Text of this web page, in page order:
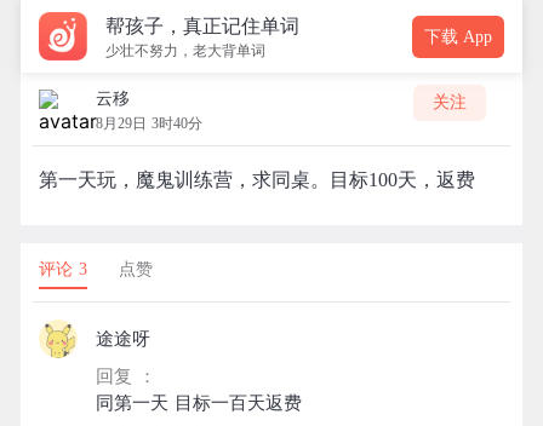
帮孩子，真正记住单词
少壮不努力，老大背单词
下载 App
云移
8月29日 3时40分
关注
第一天玩，魔鬼训练营，求同桌。目标100天，返费
评论 3 点赞
途途呀
回复 ：